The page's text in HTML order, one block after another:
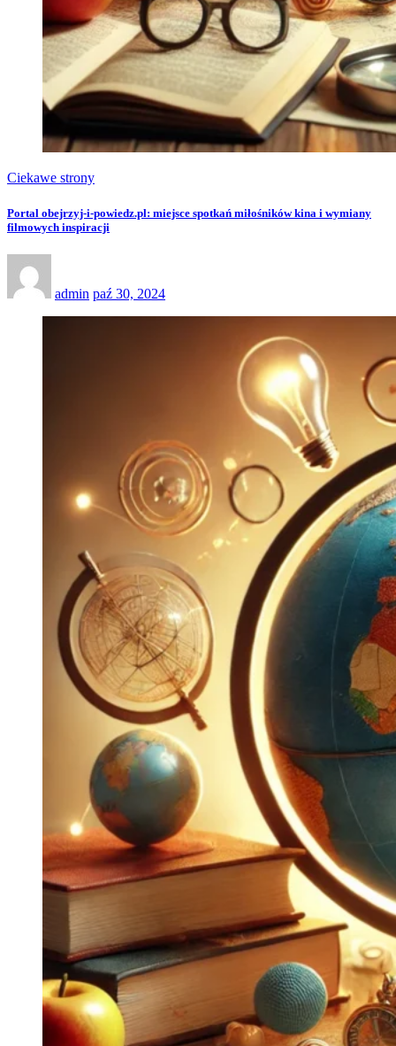
Ciekawe strony
Portal obejrzyj-i-powiedz.pl: miejsce spotkań miłośników kina i wymiany
filmowych inspiracji
admin paź 30, 2024